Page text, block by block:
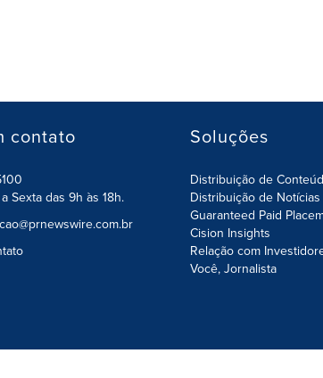
contato
Sexta das 9h às 18h.
Soluções
Distribuição de
Distribuição de Notícias
Guaranteed Paid
Cision Insights
Relação com
Você, Jornalista